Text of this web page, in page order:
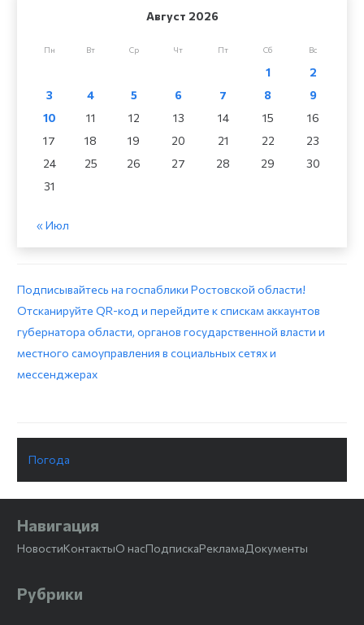
Август 2026
Пн Вт Ср Чт Пт Сб Вс
1
2
3
4 5 6 7 8
9
10
11 12 13 14 15
16
17
18 19 20 21 22
23
24
25 26 27 28 29
30
31
« Июл
Подписывайтесь на госпаблики Ростовской области!
Отсканируйте QR-код и перейдите к спискам аккаунтов
губернатора области, органов государственной власти и
местного самоуправления в социальных сетях и
мессенджерах
Погода
Навигация
НовостиКонтактыО насПодпискаРекламаДокументы
Рубрики